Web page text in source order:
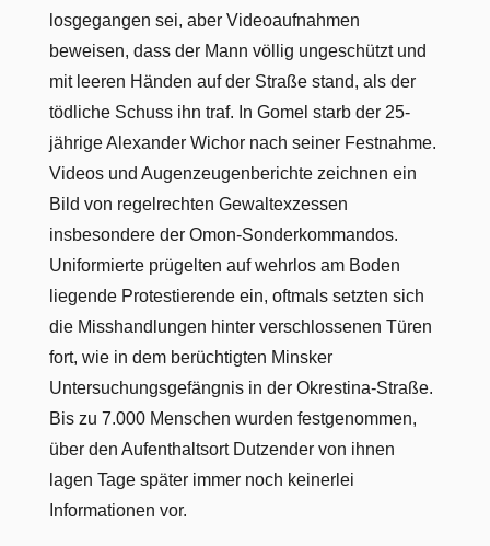
losgegangen sei, aber Videoaufnahmen
beweisen, dass der Mann völlig ungeschützt und
mit leeren Händen auf der Straße stand, als der
tödliche Schuss ihn traf. In Gomel starb der 25-
jährige Alexander Wichor nach seiner Festnahme.
Videos und Augenzeugenberichte zeichnen ein
Bild von regelrechten Gewaltexzessen
insbesondere der Omon-Sonderkommandos.
Uniformierte prügelten auf wehrlos am Boden
liegende Protestierende ein, oftmals setzten sich
die Misshandlungen hinter verschlossenen Türen
fort, wie in dem berüchtigten Minsker
Untersuchungsgefängnis in der Okrestina-Straße.
Bis zu 7.000 Menschen wurden festgenommen,
über den Aufenthaltsort Dutzender von ihnen
lagen Tage später immer noch keinerlei
Informationen vor.